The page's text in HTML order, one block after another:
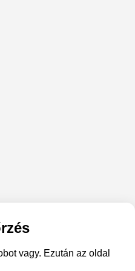
vagy. Ezután az oldal